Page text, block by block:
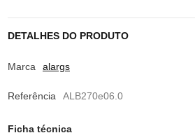
DETALHES DO PRODUTO
Marca alargs
Referência ALB270e06.0
Ficha técnica